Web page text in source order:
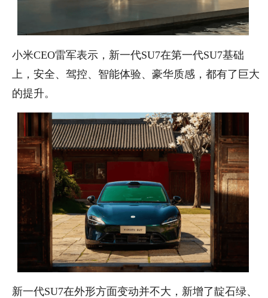
小米CEO雷军表示，新一代SU7在第一代SU7基础
上，安全、驾控、智能体验、豪华质感，都有了巨大
的提升。
新一代SU7在外形方面变动并不大，新增了靛石绿、